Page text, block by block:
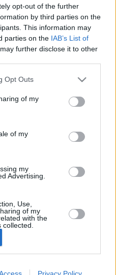
opt-out of the further
by third parties on the
This information may
parties on the IAB’s List of
further disclose it to other
Opt Outs
of my
of my
my
Advertising.
Use,
of my
with the
and Atmospheric Administration
päivisin lämpötila on
de la Cruzissa on
viime vuosina ja
on silti koettu myös
lämpötila käväisi
vuonna 2010
lukemia.
Puerto de la
Maaliskuussa